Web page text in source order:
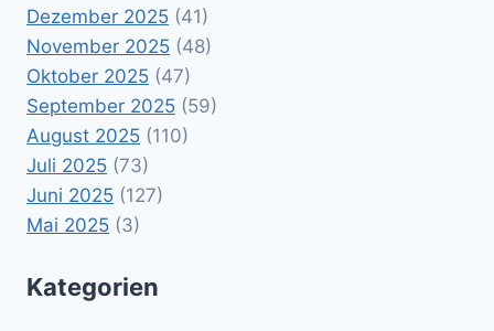
Dezember 2025 (41)
November 2025 (48)
Oktober 2025 (47)
September 2025 (59)
August 2025 (110)
Juli 2025 (73)
Juni 2025 (127)
Mai 2025 (3)
Kategorien